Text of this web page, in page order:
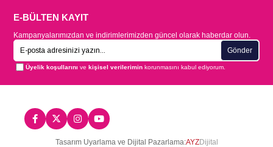
E-BÜLTEN KAYIT
Kampanyalarımızdan ve indirimlerimizden güncel olarak haberdar olun.
Gönder
Üyelik koşullarını vekişisel verilerimin korunmasını kabul ediyorum.
Tasarım Uyarlama ve Dijital Pazarlama:AYZDijital